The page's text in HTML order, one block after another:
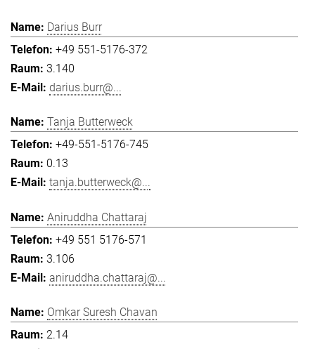
Darius Burr
+49 551-5176-372
3.140
darius.burr@...
Tanja Butterweck
+49-551-5176-745
0.13
tanja.butterweck@...
Aniruddha Chattaraj
+49 551 5176-571
3.106
aniruddha.chattaraj@...
Omkar Suresh Chavan
2.14